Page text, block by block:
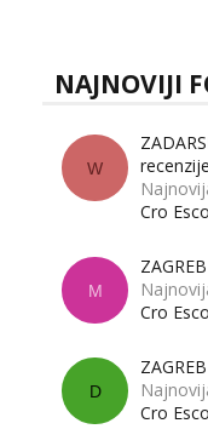
NAJNOVIJI
W
recenzije
Cro
M
Cro
D
Cro